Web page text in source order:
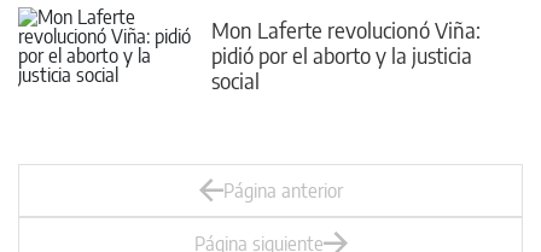
Mon Laferte revolucionó Viña:
pidió por el aborto y la justicia
social
Página anterior
Página siguiente